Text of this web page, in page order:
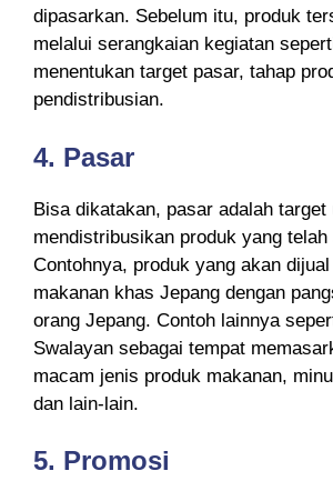
dipasarkan. Sebelum itu, produk
melalui serangkaian kegiatan
menentukan target pasar, tahap
pendistribusian.
4. Pasar
Bisa dikatakan, pasar adalah target
mendistribusikan produk yang telah
Contohnya, produk yang akan
makanan khas Jepang dengan
orang Jepang. Contoh lainnya
Swalayan sebagai tempat
macam jenis produk makanan,
dan lain-lain.
5. Promosi